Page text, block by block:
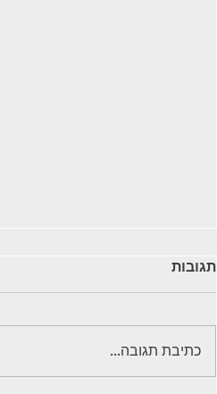
תגובות
כתיבת תגובה...